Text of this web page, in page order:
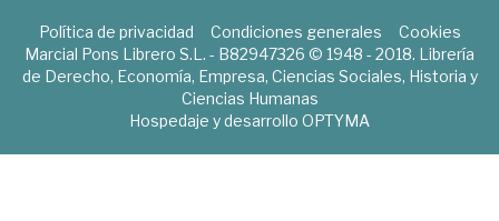
Política de privacidad Condiciones generales
Cookies
Marcial Pons Librero S.L. - B82947326 © 1948 - 2018. Librería
de Derecho, Economía, Empresa, Ciencias Sociales, Historia y
Ciencias Humanas
Hospedaje y desarrollo OPTYMA